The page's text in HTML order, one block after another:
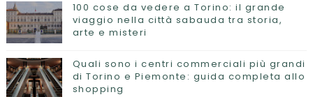
100 cose da vedere a Torino: il grande
viaggio nella città sabauda tra storia,
arte e misteri
Quali sono i centri commerciali più grandi
di Torino e Piemonte: guida completa allo
shopping